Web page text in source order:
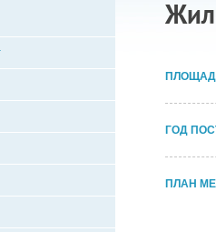
ГОД
ПЛАН